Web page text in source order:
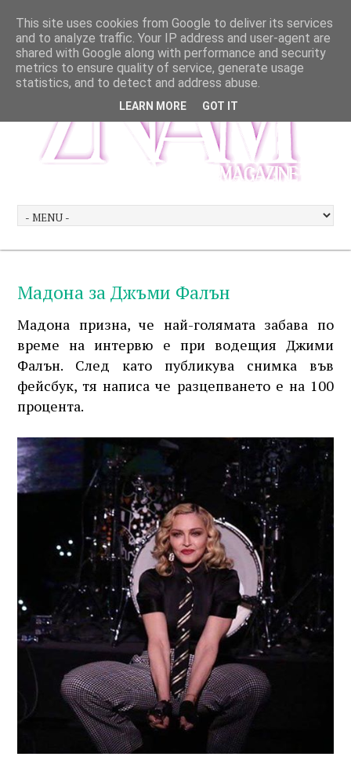
Мадона за Джъми Фалън
Мадона призна, че най-голямата забава по
време на интервю е при водещия Джими
Фалън. След като публикува снимка във
фейсбук, тя написа че разцепването е на 100
процента.
This site uses cookies from Google to deliver its services
and to analyze traffic. Your IP address and user-agent are
shared with Google along with performance and security
metrics to ensure quality of service, generate usage
statistics, and to detect and address abuse.
LEARN MORE GOT IT